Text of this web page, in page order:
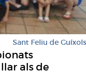
Sant Feliu de Guíxols
als de